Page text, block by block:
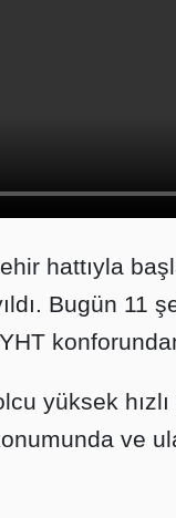
hattıyla
Bugün 11
yüksek
ve